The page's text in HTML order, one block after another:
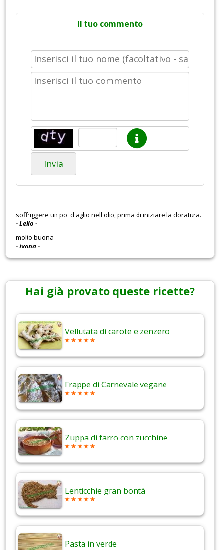
Il tuo commento
Invia
soffriggere un po' d'aglio nell'olio, prima di iniziare la doratura.
- Lello -
molto buona
- ivana -
Hai già provato queste ricette?
Vellutata di carote e zenzero
Frappe di Carnevale vegane
Zuppa di farro con zucchine
Lenticchie gran bontà
Pasta in verde